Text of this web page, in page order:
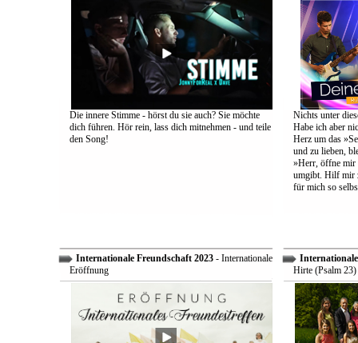
Die innere Stimme - hörst du sie auch? Sie möchte
dich führen. Hör rein, lass dich mitnehmen - und teile
den Song!
Nichts unter
Habe ich aber
Herz um das
und zu lieben,
»Herr, öffne mir
umgibt. Hilf mir
für mich so
Internationale Freundschaft 2023- Internationale
Eröffnung
Hirte (Psalm 23)